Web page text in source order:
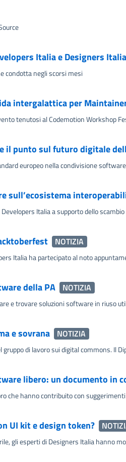
Italia e Designers
condotta negli scorsi mesi
intergalattica per
tenutosi al Codemotion Workshop
il punto sul futuro digitale
europeo nella condivisione software
sull’ecosistema
Italia a supporto dello
NOTIZIA
Italia ha partecipato al noto
della PA NOTIZIA
e trovare soluzioni software in riuso
e sovrana NOTIZIA
di lavoro sui digital commons. Il
libero: un documento in
che hanno contribuito con suggerimenti
UI kit e design token?
gli esperti di Designers Italia hanno